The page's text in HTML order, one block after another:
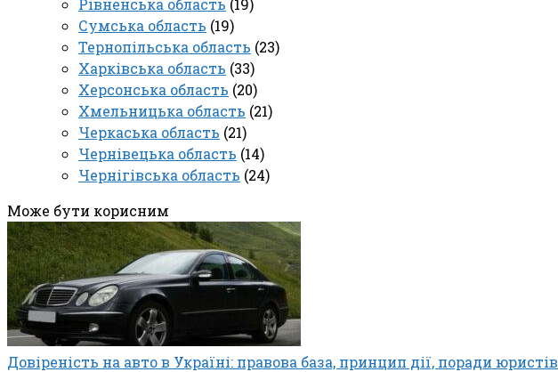
Рівненська область (19)
Сумська область (19)
Тернопільська область (23)
Харківська область (33)
Херсонська область (20)
Хмельницька область (21)
Черкаська область (21)
Чернівецька область (14)
Чернігівська область (24)
Може бути корисним
Довіреність на авто в Україні: правова база, принцип дії, поради юристів